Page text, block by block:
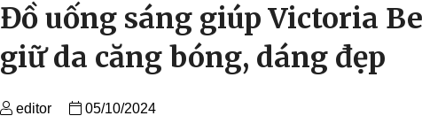
Đồ uống sáng giúp Victoria
giữ da căng bóng, dáng đẹp
editor 05/10/2024